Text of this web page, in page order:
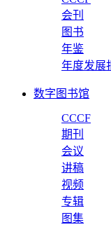
会刊
图书
年鉴
年度发展
数字图书馆
CCCF
期刊
会议
讲稿
视频
专辑
图集